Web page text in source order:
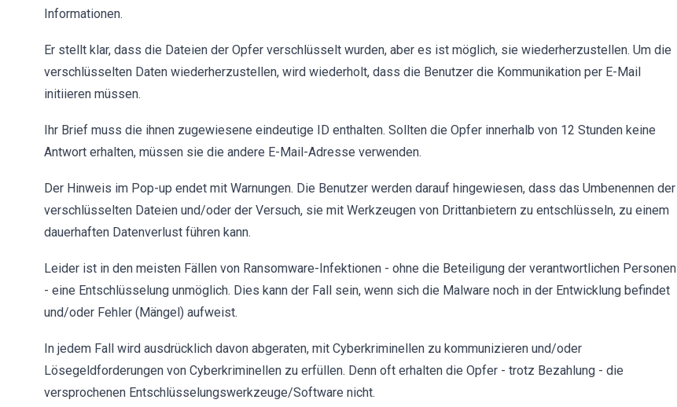
Informationen.
Er stellt klar, dass die Dateien der Opfer verschlüsselt wurden, aber es ist möglich, sie wiederherzustellen. Um die
verschlüsselten Daten wiederherzustellen, wird wiederholt, dass die Benutzer die Kommunikation per E-Mail
initiieren müssen.
Ihr Brief muss die ihnen zugewiesene eindeutige ID enthalten. Sollten die Opfer innerhalb von 12 Stunden keine
Antwort erhalten, müssen sie die andere E-Mail-Adresse verwenden.
Der Hinweis im Pop-up endet mit Warnungen. Die Benutzer werden darauf hingewiesen, dass das Umbenennen der
verschlüsselten Dateien und/oder der Versuch, sie mit Werkzeugen von Drittanbietern zu entschlüsseln, zu einem
dauerhaften Datenverlust führen kann.
Leider ist in den meisten Fällen von Ransomware-Infektionen - ohne die Beteiligung der verantwortlichen Personen
- eine Entschlüsselung unmöglich. Dies kann der Fall sein, wenn sich die Malware noch in der Entwicklung befindet
und/oder Fehler (Mängel) aufweist.
In jedem Fall wird ausdrücklich davon abgeraten, mit Cyberkriminellen zu kommunizieren und/oder
Lösegeldforderungen von Cyberkriminellen zu erfüllen. Denn oft erhalten die Opfer - trotz Bezahlung - die
versprochenen Entschlüsselungswerkzeuge/Software nicht.